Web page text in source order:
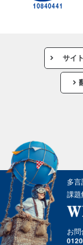
サイ
多
課題
お